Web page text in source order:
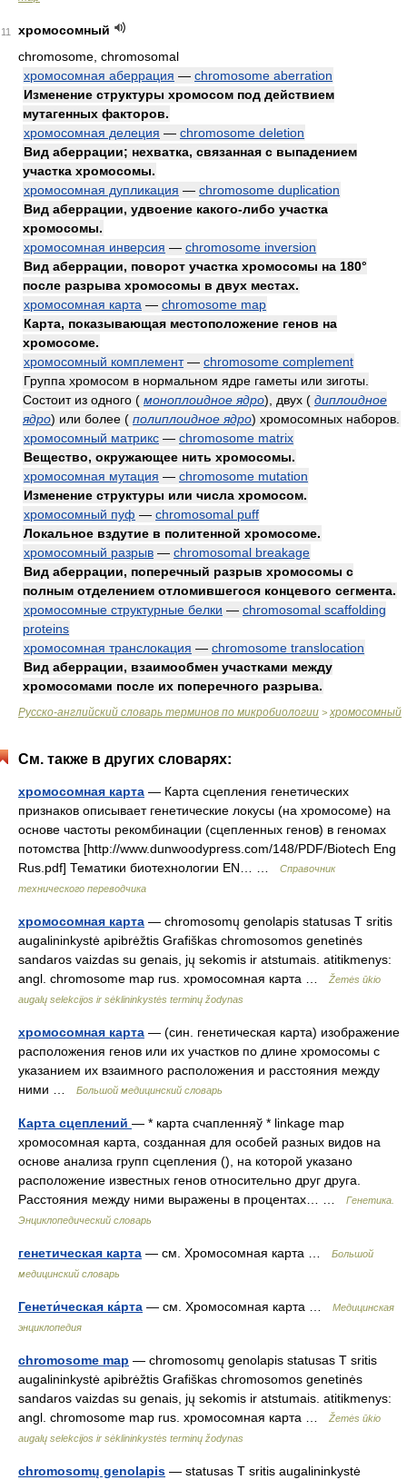
11
хромосомный
chromosome, chromosomal
хромосомная аберрация — chromosome aberration
Изменение структуры хромосом под действием
мутагенных факторов.
хромосомная делеция — chromosome deletion
Вид аберрации; нехватка, связанная с выпадением
участка хромосомы.
хромосомная дупликация — chromosome duplication
Вид аберрации, удвоение какого-либо участка
хромосомы.
хромосомная инверсия — chromosome inversion
Вид аберрации, поворот участка хромосомы на 180°
после разрыва хромосомы в двух местах.
хромосомная карта — chromosome map
Карта, показывающая местоположение генов на
хромосоме.
хромосомный комплемент — chromosome complement
Группа хромосом в нормальном ядре гаметы или зиготы.
Состоит из одного ( моноплоидное ядро) , двух ( диплоидное
ядро) или более ( полиплоидное ядро) хромосомных наборов.
хромосомный матрикс — chromosome matrix
Вещество, окружающее нить хромосомы.
хромосомная мутация — chromosome mutation
Изменение структуры или числа хромосом.
хромосомный пуф — chromosomal puff
Локальное вздутие в политенной хромосоме.
хромосомный разрыв — chromosomal breakage
Вид аберрации, поперечный разрыв хромосомы с
полным отделением отломившегося концевого сегмента.
хромосомные структурные белки — chromosomal scaffolding
proteins
хромосомная транслокация — chromosome translocation
Вид аберрации, взаимообмен участками между
хромосомами после их поперечного разрыва.
Русско-английский словарь терминов по микробиологии > хромосомный
См. также в других словарях:
хромосомная карта — Карта сцепления генетических
признаков описывает генетические локусы (на хромосоме) на
основе частоты рекомбинации (сцепленных генов) в геномах
потомства [http://www.dunwoodypress.com/148/PDF/Biotech Eng
Rus.pdf] Тематики биотехнологии EN… …
Справочник
технического переводчика
хромосомная карта — chromosomų genolapis statusas T sritis
augalininkystė apibrėžtis Grafiškas chromosomos genetinės
sandaros vaizdas su genais, jų sekomis ir atstumais. atitikmenys:
angl. chromosome map rus. хромосомная карта …
Žemės ūkio
augalų selekcijos ir sėklininkystės terminų žodynas
хромосомная карта — (син. генетическая карта) изображение
расположения генов или их участков по длине хромосомы с
указанием их взаимного расположения и расстояния между
ними …
Большой медицинский словарь
Карта сцеплений — * карта счапленняў * linkage map
хромосомная карта, созданная для особей разных видов на
основе анализа групп сцепления (), на которой указано
расположение известных генов относительно друг друга.
Расстояния между ними выражены в процентах… …
Генетика.
Энциклопедический словарь
генетическая карта — см. Хромосомная карта …
Большой
медицинский словарь
Генети́ческая ка́рта — см. Хромосомная карта …
Медицинская
энциклопедия
chromosome map — chromosomų genolapis statusas T sritis
augalininkystė apibrėžtis Grafiškas chromosomos genetinės
sandaros vaizdas su genais, jų sekomis ir atstumais. atitikmenys:
angl. chromosome map rus. хромосомная карта …
Žemės ūkio
augalų selekcijos ir sėklininkystės terminų žodynas
chromosomų genolapis — statusas T sritis augalininkystė